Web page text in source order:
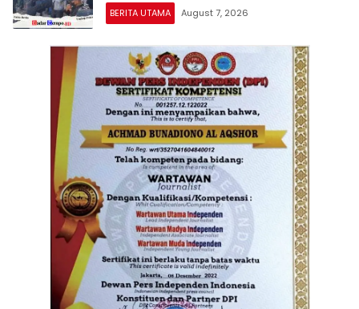
BERITA UTAMA August 7, 2026